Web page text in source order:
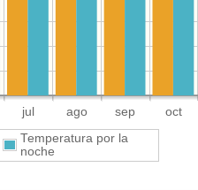
jul ago sep oct
Temperatura por la
noche